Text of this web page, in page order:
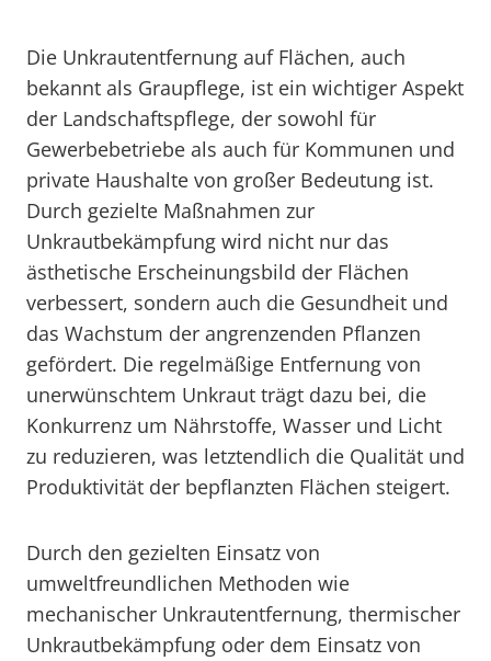
Die Unkrautentfernung auf Flächen, auch
bekannt als Graupflege, ist ein wichtiger Aspekt
der Landschaftspflege, der sowohl für
Gewerbebetriebe als auch für Kommunen und
private Haushalte von großer Bedeutung ist.
Durch gezielte Maßnahmen zur
Unkrautbekämpfung wird nicht nur das
ästhetische Erscheinungsbild der Flächen
verbessert, sondern auch die Gesundheit und
das Wachstum der angrenzenden Pflanzen
gefördert. Die regelmäßige Entfernung von
unerwünschtem Unkraut trägt dazu bei, die
Konkurrenz um Nährstoffe, Wasser und Licht
zu reduzieren, was letztendlich die Qualität und
Produktivität der bepflanzten Flächen steigert.
Durch den gezielten Einsatz von
umweltfreundlichen Methoden wie
mechanischer Unkrautentfernung, thermischer
Unkrautbekämpfung oder dem Einsatz von